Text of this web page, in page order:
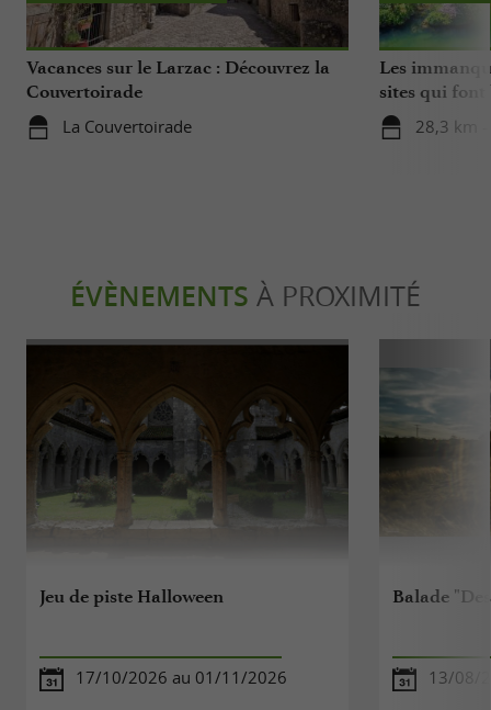
Vacances sur le Larzac : Découvrez la
Couvertoirade
La Couvertoirade
Les
sites qui
département
28,3 km
ÉVÈNEMENTS À PROXIMITÉ
Jeu de piste Halloween
17/10/2026 au 01/11/2026
Balade
13/08/